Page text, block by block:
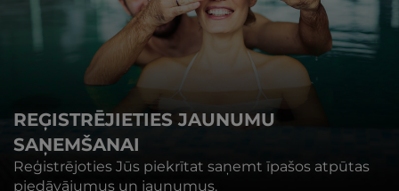
REĢISTRĒJIETIES JAUNUMU
SAŅEMŠANAI
Reģistrējoties Jūs piekrītat saņemt īpašos atpūtas
piedāvājumus un jaunumus.